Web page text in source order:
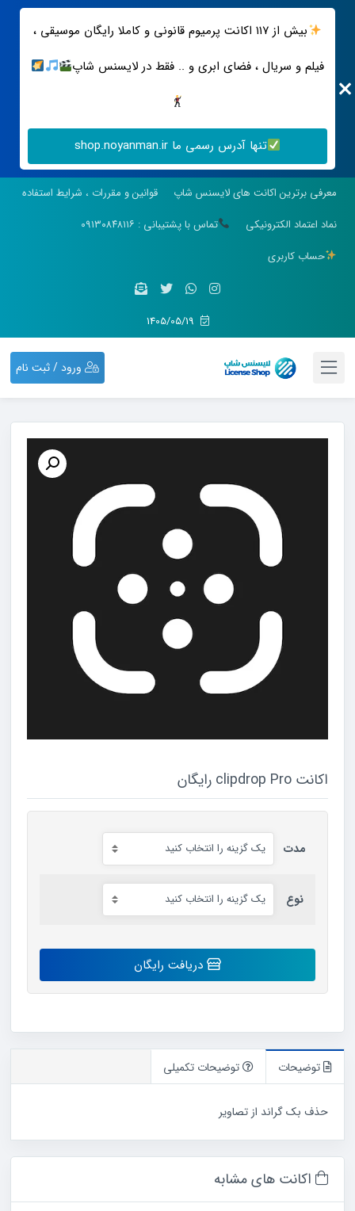
بیش از ۱۱۷ اکانت پرمیوم قانونی و کاملا رایگان موسیقی ،
فیلم و سریال ، فضای ابری و .. فقط در لایسنس شاپ
تنها آدرس رسمی ما shop.noyanman.ir
معرفی برترین اکانت های لایسنس شاپ
قوانین و مقررات ، شرایط استفاده
نماد اعتماد الکترونیکی
تماس با پشتیبانی : ۰۹۱۳۰۸۴۸۱۱۶
حساب کاربری
ورود / ثبت نام
اکانت clipdrop Pro رایگان
مدت
نوع
اکانت
Pro
دریافت رایگان
توضیحات توضیحات تکمیلی
حذف بک گراند از تصاویر
اکانت های مشابه